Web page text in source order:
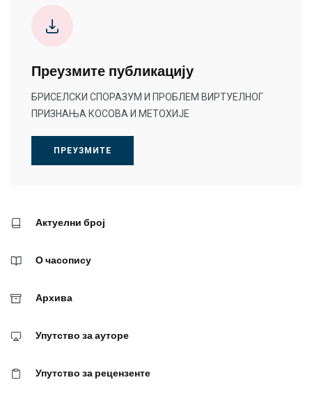
Преузмите публикацију
БРИСЕЛСКИ СПОРАЗУМ И ПРОБЛЕМ ВИРТУЕЛНОГ
ПРИЗНАЊА КОСОВА И МЕТОХИЈЕ
ПРЕУЗМИТЕ
Актуелни број
О часопису
Архива
Упутство за ауторе
Упутство за рецензенте